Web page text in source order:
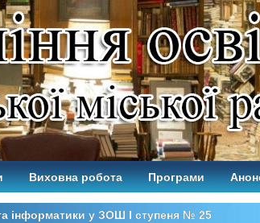
Виховна робота Програми
інформатики у ЗОШ І ступеня № 25